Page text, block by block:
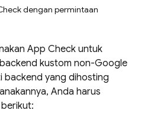
dengan permintaan
App Check untuk
kustom non-Google
backend yang dihosting
Anda harus